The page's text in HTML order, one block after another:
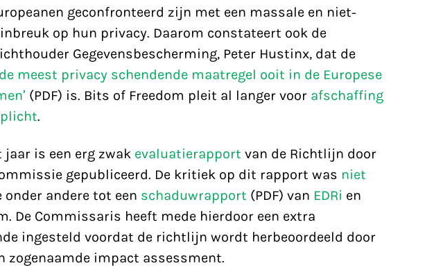
geconfronteerd zijn met een massale en niet-
op hun privacy. Daarom constateert ook de
Gegevensbescherming, Peter Hustinx, dat de
meest privacy schendende maatregel ooit in de Europese
(PDF) is. Bits of Freedom pleit al langer voor afschaffing
.
is een erg zwak evaluatierapport van de Richtlijn door
gepubliceerd. De kritiek op dit rapport was niet
onder andere tot een schaduwrapport (PDF) van EDRi en
De Commissaris heeft mede hierdoor een extra
ingesteld voordat de richtlijn wordt herbeoordeeld door
zogenaamde impact assessment.